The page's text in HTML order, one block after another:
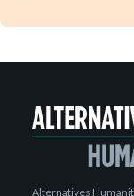
Alternatives